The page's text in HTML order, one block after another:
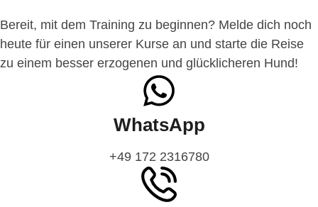
Bereit, mit dem Training zu beginnen? Melde dich noch
heute für einen unserer Kurse an und starte die Reise
zu einem besser erzogenen und glücklicheren Hund!
WhatsApp
‭+49 172 2316780‬